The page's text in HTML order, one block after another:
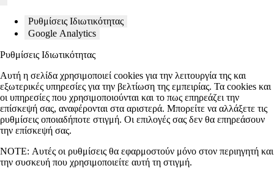
Ρυθμίσεις Ιδιωτικότητας
Google Analytics
Ρυθμίσεις Ιδιωτικότητας
Αυτή η σελίδα χρησιμοποιεί cookies για την λειτουργία της και
εξωτερικές υπηρεσίες για την βελτίωση της εμπειρίας. Τα cookies και
οι υπηρεσίες που χρησιμοποιούνται και το πως επηρεάζει την
επίσκεψή σας, αναφέρονται στα αριστερά. Μπορείτε να αλλάξετε τις
ρυθμίσεις οποιαδήποτε στιγμή. Οι επιλογές σας δεν θα επηρεάσουν
την επίσκεψή σας.
NOTE: Αυτές οι ρυθμίσεις θα εφαρμοστούν μόνο στον περιηγητή και
την συσκευή που χρησιμοποιείτε αυτή τη στιγμή.